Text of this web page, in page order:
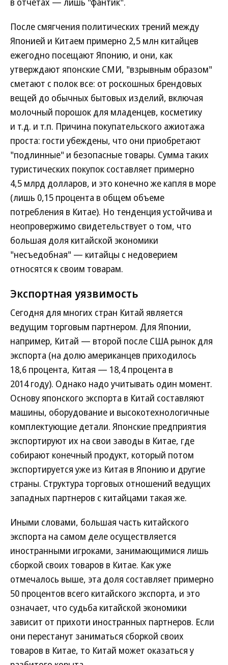
После смягчения политических трений между
Японией и Китаем примерно 2,5 млн китайцев
ежегодно посещают Японию, и они, как
утверждают японские СМИ, "взрывным образом"
сметают с полок все: от роскошных брендовых
вещей до обычных бытовых изделий, включая
молочный порошок для младенцев, косметику
и т.д. и т.п. Причина покупательского ажиотажа
проста: гости убеждены, что они приобретают
"подлинные" и безопасные товары. Сумма таких
туристических покупок составляет примерно
4,5 млрд долларов, и это конечно же капля в море
(лишь 0,15 процента в общем объеме
потребления в Китае). Но тенденция устойчива и
неопровержимо свидетельствует о том, что
большая доля китайской экономики
"несъедобная" — китайцы с недоверием
относятся к своим товарам.
Экспортная уязвимость
Сегодня для многих стран Китай является
ведущим торговым партнером. Для Японии,
например, Китай — второй после США рынок для
экспорта (на долю американцев приходилось
18,6 процента, Китая — 18,4 процента в
2014 году). Однако надо учитывать один момент.
Основу японского экспорта в Китай составляют
машины, оборудование и высокотехнологичные
комплектующие детали. Японские предприятия
экспортируют их на свои заводы в Китае, где
собирают конечный продукт, который потом
экспортируется уже из Китая в Японию и другие
страны. Структура торговых отношений ведущих
западных партнеров с китайцами такая же.
Иными словами, большая часть китайского
экспорта на самом деле осуществляется
иностранными игроками, занимающимися лишь
сборкой своих товаров в Китае. Как уже
отмечалось выше, эта доля составляет примерно
50 процентов всего китайского экспорта, и это
означает, что судьба китайской экономики
зависит от прихоти иностранных партнеров. Если
они перестанут заниматься сборкой своих
товаров в Китае, то Китай может оказаться у